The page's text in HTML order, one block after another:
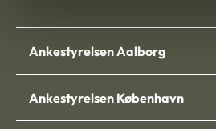
Ankestyrelsen Aalborg
Ankestyrelsen København